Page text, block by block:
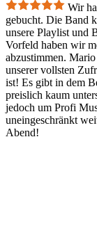
Wir
gebucht. Die Band
unsere Playlist und
Vorfeld haben wir
abzustimmen.
unserer vollsten
ist! Es gibt in dem
preislich kaum
jedoch um Profi
uneingeschränkt
Abend!